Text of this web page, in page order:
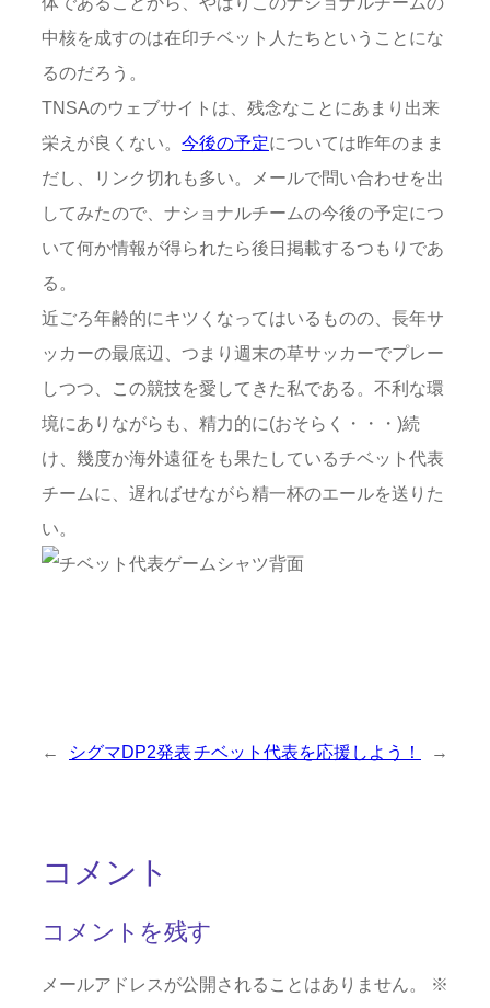
中核を成すのは在印チベット人たちということにな
るのだろう。
TNSAのウェブサイトは、残念なことにあまり出来
栄えが良くない。 今後の予定については昨年のまま
だし、リンク切れも多い。メールで問い合わせを出
してみたので、ナショナルチームの今後の予定につ
いて何か情報が得られたら後日掲載するつもりであ
る。
近ごろ年齢的にキツくなってはいるものの、長年サ
ッカーの最底辺、つまり週末の草サッカーでプレー
しつつ、この競技を愛してきた私である。不利な環
境にありながらも、精力的に(おそらく・・・)続
け、幾度か海外遠征をも果たしているチベット代表
チームに、遅ればせながら精一杯のエールを送りた
い。
← シグマDP2発表チベット代表を応援しよう！ →
コメント
コメントを残す
メールアドレスが公開されることはありません。
※